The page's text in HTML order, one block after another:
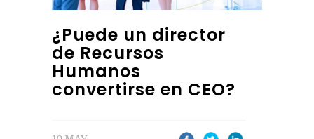
¿Puede un director
de Recursos
Humanos
convertirse en CEO?